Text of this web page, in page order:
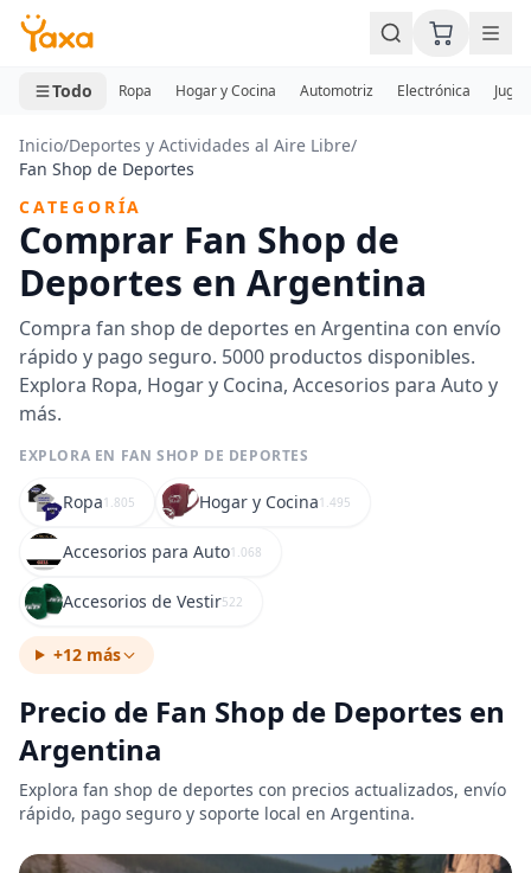
MINI CARRITO
0 productos
Todo Ropa Hogar y Cocina Automotriz Electrónica
Inicio/Deportes y Actividades al Aire Libre/
Fan Shop de Deportes
CATEGORÍA
Comprar Fan Shop de
Deportes en Argentina
Compra fan shop de deportes en Argentina con envío
rápido y pago seguro. 5000 productos disponibles.
Explora Ropa, Hogar y Cocina, Accesorios para Auto y
más.
EXPLORA EN FAN SHOP DE DEPORTES
Ropa1.805 Hogar y Cocina1.495
Accesorios para Auto1.068
Accesorios de Vestir522
+12 más
Precio de Fan Shop de Deportes en
Argentina
Explora fan shop de deportes con precios actualizados, envío
rápido, pago seguro y soporte local en Argentina.